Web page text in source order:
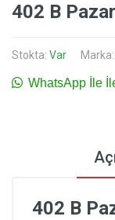
402 B
Stokta: Var Marka:
WhatsApp İle
402 B